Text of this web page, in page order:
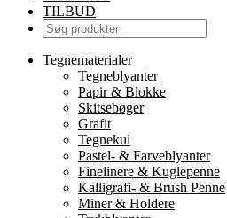
TILBUD
Tegnematerialer
Tegneblyanter
Papir & Blokke
Skitsebøger
Grafit
Tegnekul
Pastel- & Farveblyanter
Finelinere & Kuglepenne
Kalligrafi- & Brush Penne
Miner & Holdere